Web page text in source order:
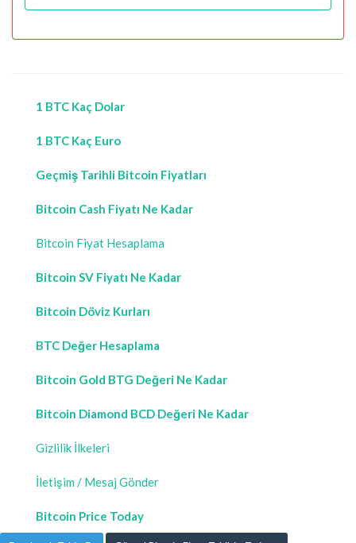
1 BTC Kaç Dolar
1 BTC Kaç Euro
Geçmiş Tarihli Bitcoin Fiyatları
Bitcoin Cash Fiyatı Ne Kadar
Bitcoin Fiyat Hesaplama
Bitcoin SV Fiyatı Ne Kadar
Bitcoin Döviz Kurları
BTC Değer Hesaplama
Bitcoin Gold BTG Değeri Ne Kadar
Bitcoin Diamond BCD Değeri Ne Kadar
Gizlilik İlkeleri
İletişim / Mesaj Gönder
Bitcoin Price Today